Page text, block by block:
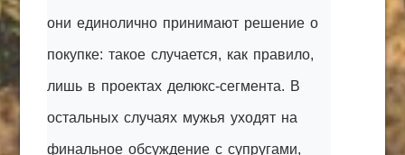
они единолично принимают решение о
покупке: такое случается, как правило,
лишь в проектах делюкс-сегмента. В
остальных случаях мужья уходят на
финальное обсуждение с супругами,